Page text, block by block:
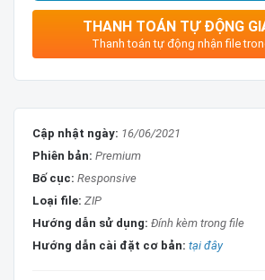
Chuẩn SEO
Chuẩn cấu trúc dữ liệu của
TÍNH NĂNG GIAO DIỆN:
Tính năng
Layout
Widget
THANH TOÁN TỰ ĐỘNG
Thanh toán tự động nhận file
Cập nhật ngày: 16/06/2021
Phiên bản: Premium
Bố cục: Responsive
Loại file: ZIP
Hướng dẫn sử dụng: Đính kèm trong file
Hướng dẫn cài đặt cơ bản: tại đây